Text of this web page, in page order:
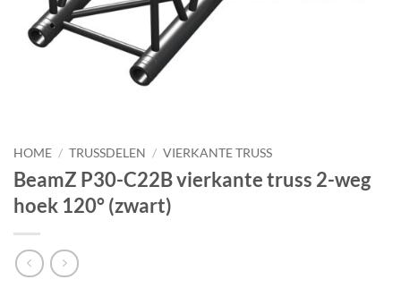
HOME / TRUSSDELEN / VIERKANTE TRUSS
BeamZ P30-C22B vierkante truss 2-weg
hoek 120° (zwart)